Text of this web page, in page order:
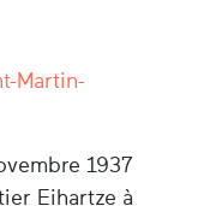
Martin-
1937
Eihartze à